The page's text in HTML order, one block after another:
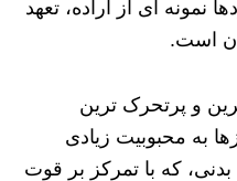
نمونه‌ ای از اراده، تعهد
است.
و پرتحرک‌ ترین
به محبوبیت زیادی
که با تمرکز بر قوت